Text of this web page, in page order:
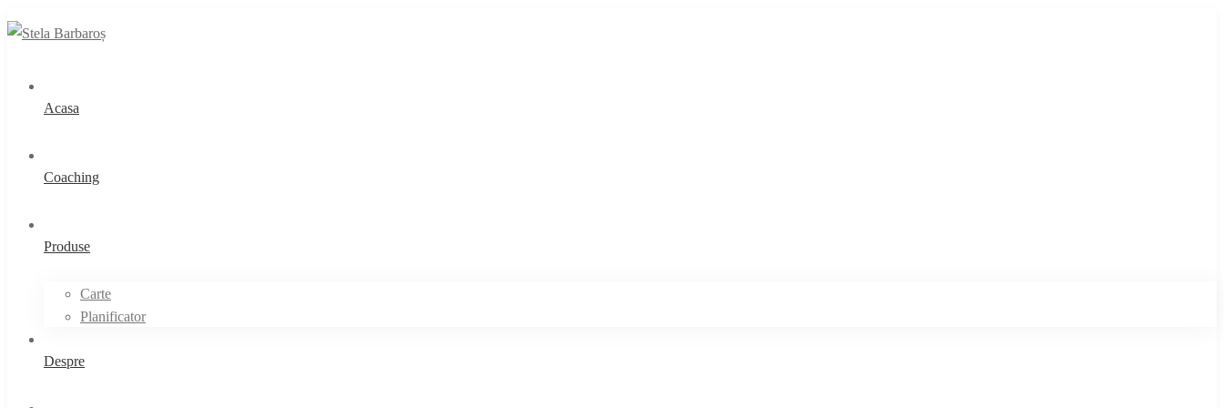
Acasa
Coaching
Produse
Carte
Planificator
Despre